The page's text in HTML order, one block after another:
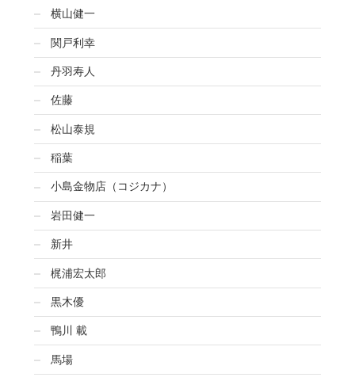
横山健一
関戸利幸
丹羽寿人
佐藤
松山泰規
稲葉
小島金物店（コジカナ）
岩田健一
新井
梶浦宏太郎
黒木優
鴨川 載
馬場